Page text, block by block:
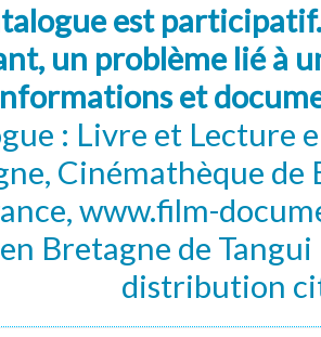
est
un problème lié à
et
: Livre et Lecture
Cinémathèque de
www.film-
Bretagne de
distribution